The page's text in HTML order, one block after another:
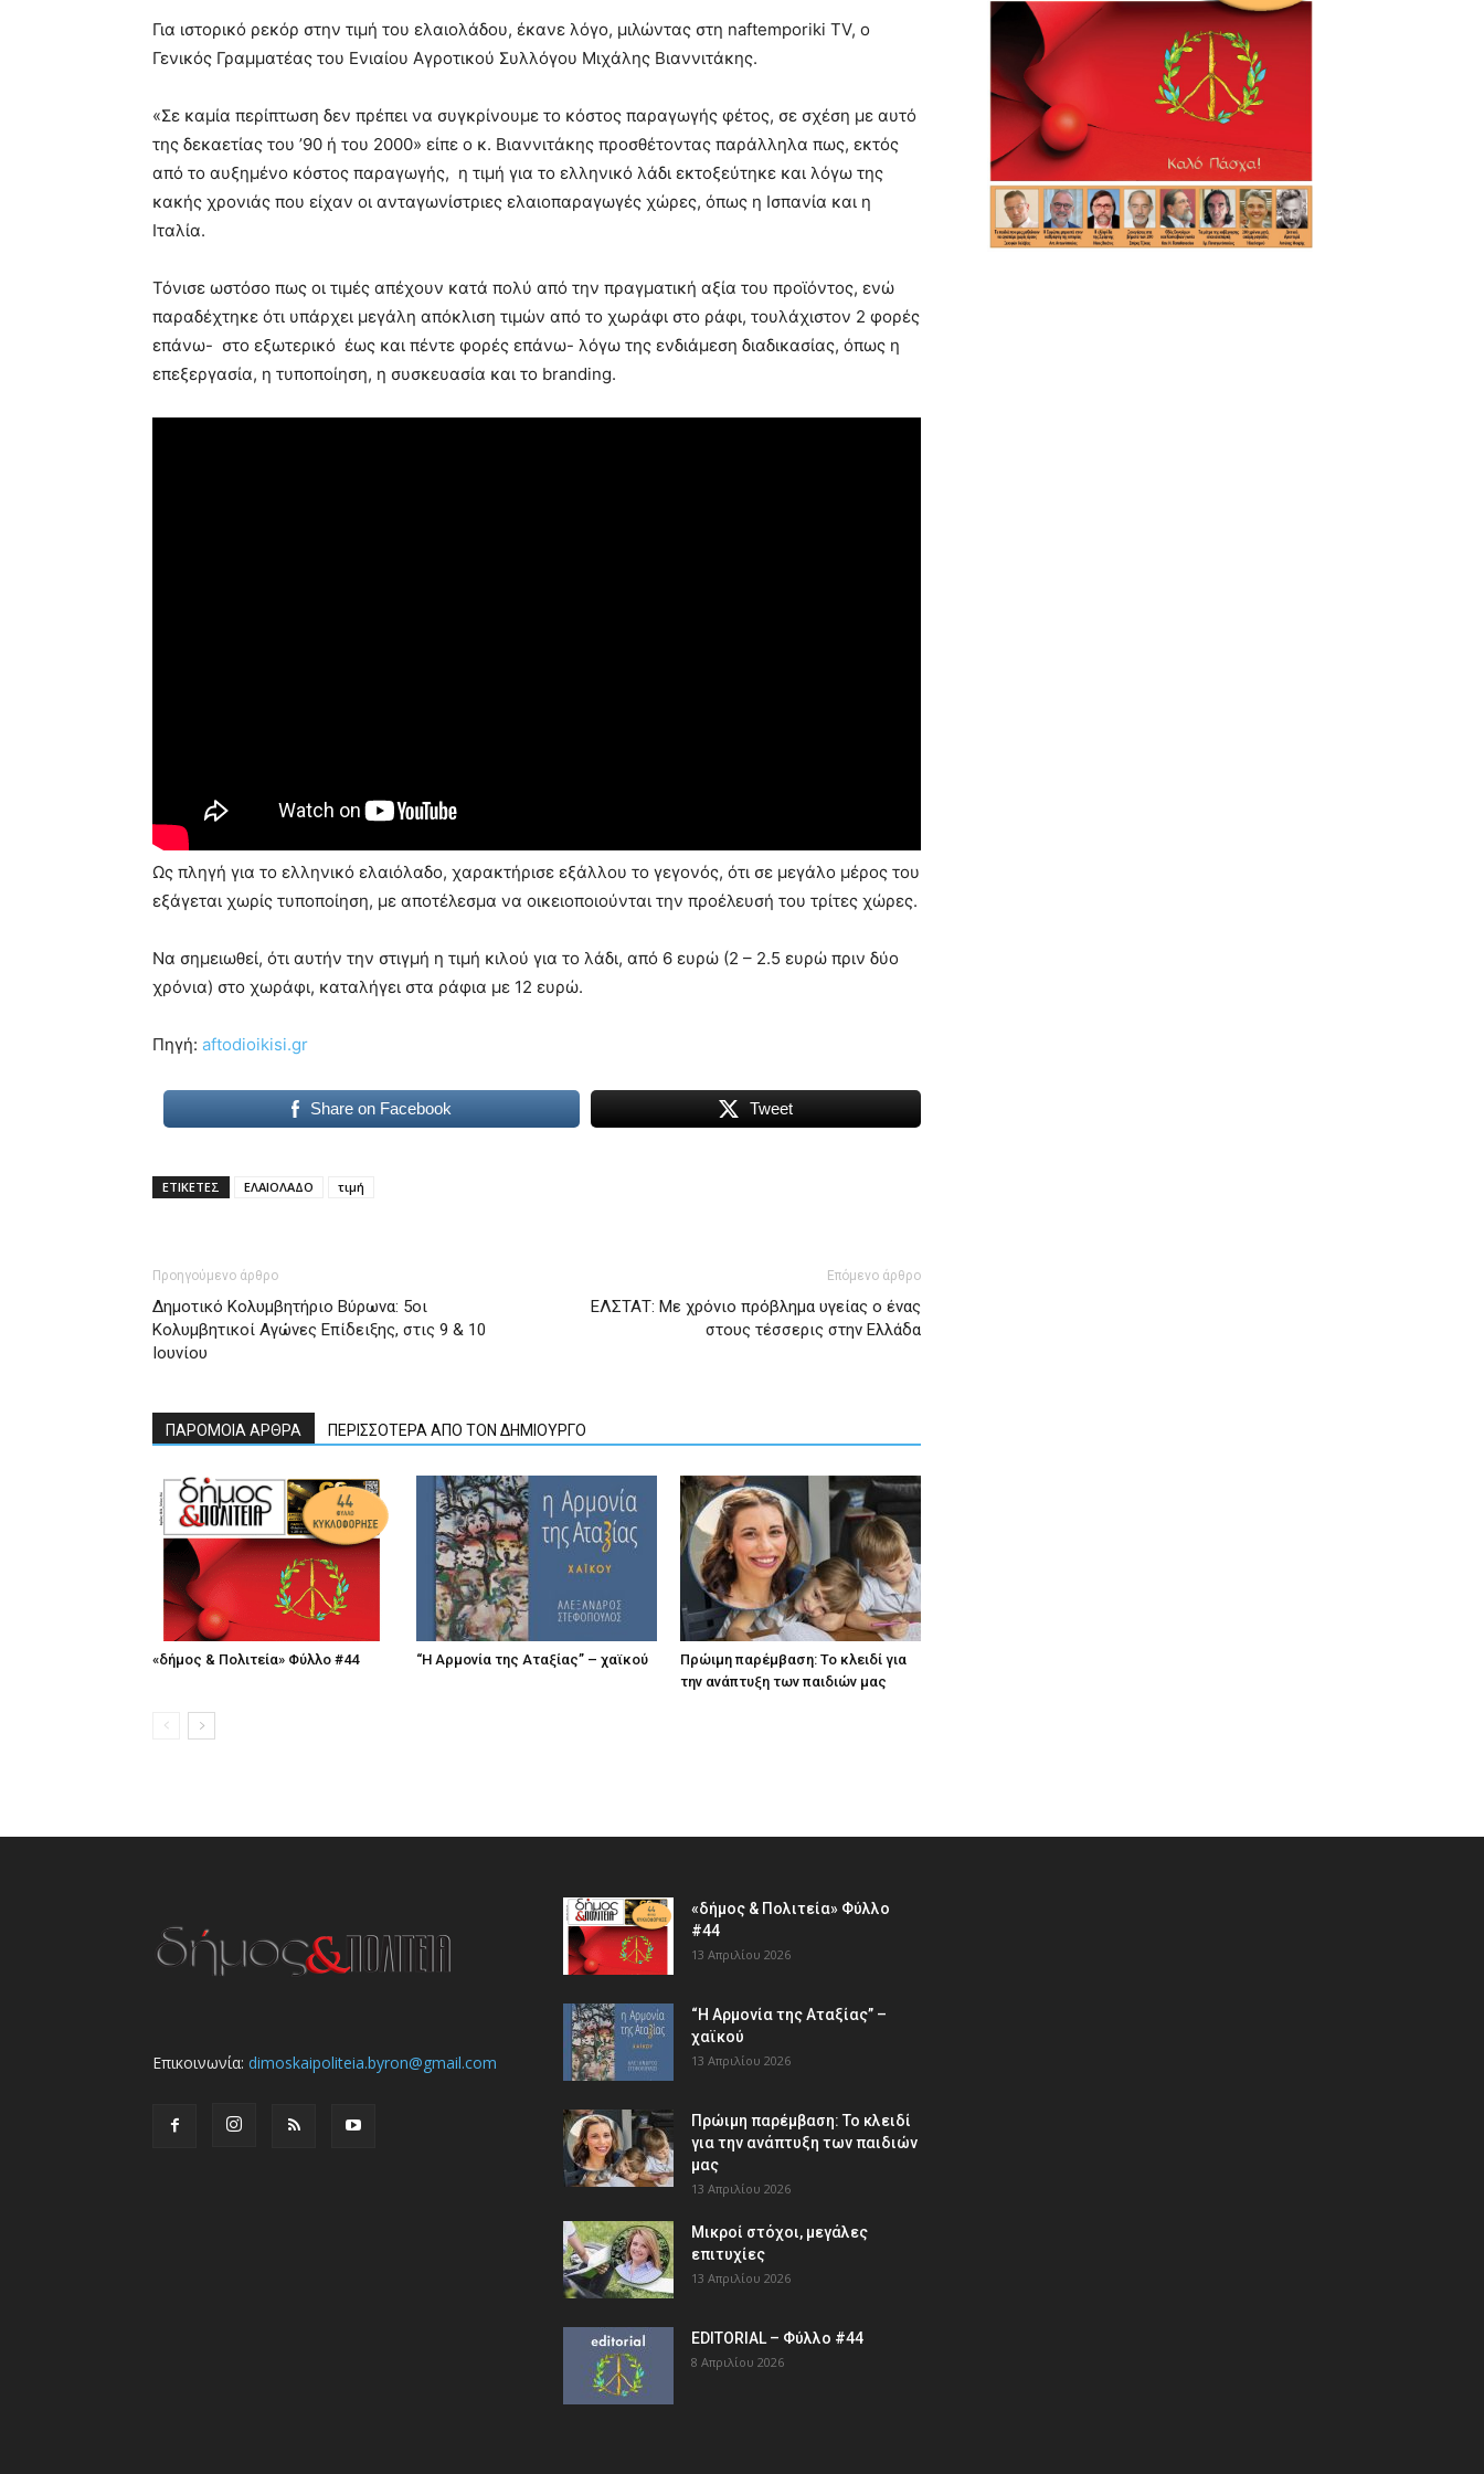
blonde
very
cam
show.desi
brandi
lyons
teaches
the
meaning
of
pain.
pornhun
porn
Για ιστορικό ρεκόρ στην τιμή του ελαιολάδου, έκανε λόγο, μιλώντας στη naftemporiki TV, ο
Γενικός Γραμματέας του Ενιαίου Αγροτικού Συλλόγου Μιχάλης Βιαννιτάκης.
«Σε καμία περίπτωση δεν πρέπει να συγκρίνουμε το κόστος παραγωγής φέτος, σε σχέση με αυτό
της δεκαετίας του ’90 ή του 2000» είπε ο κ. Βιαννιτάκης προσθέτοντας παράλληλα πως, εκτός
από το αυξημένο κόστος παραγωγής, η τιμή για το ελληνικό λάδι εκτοξεύτηκε και λόγω της
κακής χρονιάς που είχαν οι ανταγωνίστριες ελαιοπαραγωγές χώρες, όπως η Ισπανία και η
Ιταλία.
Τόνισε ωστόσο πως οι τιμές απέχουν κατά πολύ από την πραγματική αξία του προϊόντος, ενώ
παραδέχτηκε ότι υπάρχει μεγάλη απόκλιση τιμών από το χωράφι στο ράφι, τουλάχιστον 2 φορές
επάνω- στο εξωτερικό έως και πέντε φορές επάνω- λόγω της ενδιάμεση διαδικασίας, όπως η
επεξεργασία, η τυποποίηση, η συσκευασία και το branding.
Ως πληγή για το ελληνικό ελαιόλαδο, χαρακτήρισε εξάλλου το γεγονός, ότι σε μεγάλο μέρος του
εξάγεται χωρίς τυποποίηση, με αποτέλεσμα να οικειοποιούνται την προέλευσή του τρίτες χώρες.
Να σημειωθεί, ότι αυτήν την στιγμή η τιμή κιλού για το λάδι, από 6 ευρώ (2 – 2.5 ευρώ πριν δύο
χρόνια) στο χωράφι, καταλήγει στα ράφια με 12 ευρώ.
Πηγή: aftodioikisi.gr
Share on Facebook Tweet
ΕΤΙΚΕΤΕΣ ΕΛΑΙΟΛΑΔΟ τιμή
Προηγούμενο άρθρο
Δημοτικό Κολυμβητήριο Βύρωνα: 5οι
Κολυμβητικοί Αγώνες Επίδειξης, στις 9 & 10
Ιουνίου
Επόμενο άρθρο
ΕΛΣΤΑΤ: Με χρόνιο πρόβλημα υγείας ο ένας
στους τέσσερις στην Ελλάδα
ΠΑΡΟΜΟΙΑ ΑΡΘΡΑ ΠΕΡΙΣΣΟΤΕΡΑ ΑΠΟ ΤΟΝ ΔΗΜΙΟΥΡΓΟ
«δήμος & Πολιτεία» Φύλλο #44 “Η Αρμονία της Αταξίας” – χαϊκού
Πρώιμη παρέμβαση: Το κλειδί για
την ανάπτυξη των παιδιών µας
Επικοινωνία: dimoskaipoliteia.byron@gmail.com
«δήμος & Πολιτεία» Φύλλο
#44
13 Απριλίου 2026
“Η Αρμονία της Αταξίας” –
χαϊκού
13 Απριλίου 2026
Πρώιμη παρέμβαση: Το κλειδί
για την ανάπτυξη των παιδιών
µας
13 Απριλίου 2026
Μικροί στόχοι, μεγάλες
επιτυχίες
13 Απριλίου 2026
EDITORIAL – Φύλλο #44
8 Απριλίου 2026